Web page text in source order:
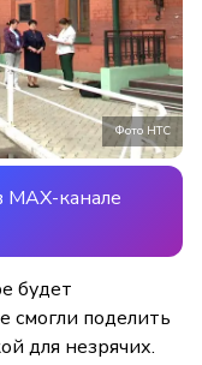
Фото НТС
MAX-канале
будет
смогли поделить
для незрячих.